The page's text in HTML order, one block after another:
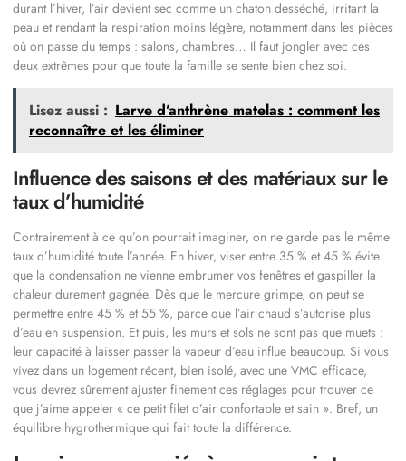
durant l’hiver, l’air devient sec comme un chaton desséché, irritant la
peau et rendant la respiration moins légère, notamment dans les pièces
où on passe du temps : salons, chambres… Il faut jongler avec ces
deux extrêmes pour que toute la famille se sente bien chez soi.
Lisez aussi : Larve d’anthrène matelas : comment les
reconnaître et les éliminer
Influence des saisons et des matériaux sur le
taux d’humidité
Contrairement à ce qu’on pourrait imaginer, on ne garde pas le même
taux d’humidité toute l’année. En hiver, viser entre 35 % et 45 % évite
que la condensation ne vienne embrumer vos fenêtres et gaspiller la
chaleur durement gagnée. Dès que le mercure grimpe, on peut se
permettre entre 45 % et 55 %, parce que l’air chaud s’autorise plus
d’eau en suspension. Et puis, les murs et sols ne sont pas que muets :
leur capacité à laisser passer la vapeur d’eau influe beaucoup. Si vous
vivez dans un logement récent, bien isolé, avec une VMC efficace,
vous devrez sûrement ajuster finement ces réglages pour trouver ce
que j’aime appeler « ce petit filet d’air confortable et sain ». Bref, un
équilibre hygrothermique qui fait toute la différence.